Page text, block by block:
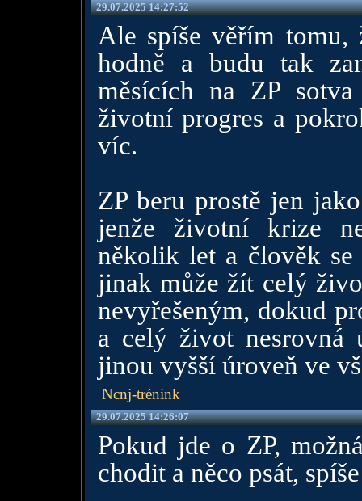
29.07.2025 14:27:52
Ale spíše věřím tomu,
hodně a budu tak
měsících na ZP
životní progres a
víc.
ZP beru prostě jen
jenže životní krize
několik let a člověk se
jinak může žít celý
nevyřešeným, dokud
a celý život nesrovná
jinou vyšší úroveň ve
Ncnj-trénink
29.07.2025 14:26:07
Pokud jde o ZP,
chodit a něco psát,